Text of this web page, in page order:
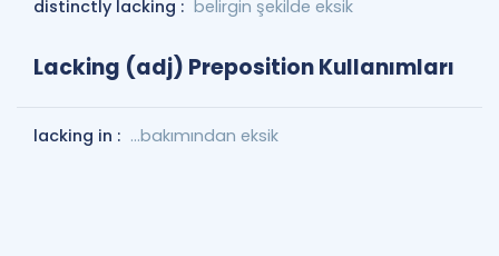
distinctly lacking : belirgin şekilde eksik
Lacking (adj) Preposition Kullanımları
lacking in : …bakımından eksik